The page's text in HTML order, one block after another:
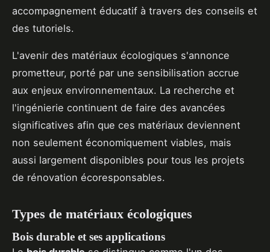
accompagnement éducatif à travers des conseils et
des tutoriels.
L'avenir des matériaux écologiques s'annonce
prometteur, porté par une sensibilisation accrue
aux enjeux environnementaux. La recherche et
l'ingénierie continuent de faire des avancées
significatives afin que ces matériaux deviennent
non seulement économiquement viables, mais
aussi largement disponibles pour tous les projets
de rénovation écoresponsables.
Types de matériaux écologiques
Bois durable et ses applications